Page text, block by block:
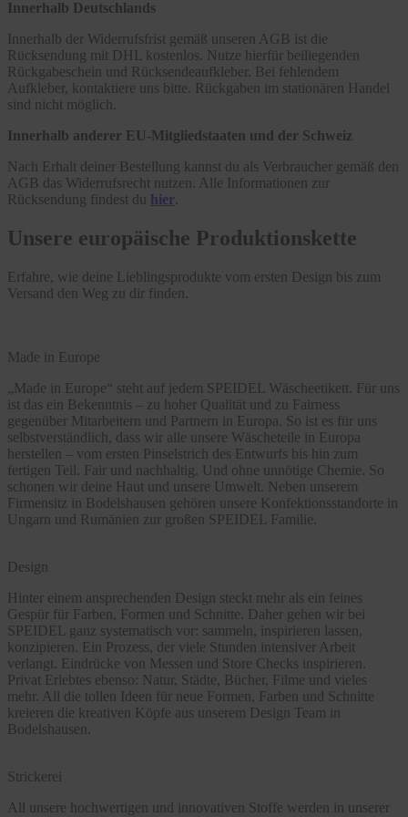
Innerhalb Deutschlands
Innerhalb der Widerrufsfrist gemäß unseren AGB ist die
Rücksendung mit DHL kostenlos. Nutze hierfür beiliegenden
Rückgabeschein und Rücksendeaufkleber. Bei fehlendem
Aufkleber, kontaktiere uns bitte. Rückgaben im stationären Handel
sind nicht möglich.
Innerhalb anderer EU-Mitgliedstaaten und der Schweiz
Nach Erhalt deiner Bestellung kannst du als Verbraucher gemäß den
AGB das Widerrufsrecht nutzen. Alle Informationen zur
Rücksendung findest du hier
Unsere europäische Produktionskette
Erfahre, wie deine Lieblingsprodukte vom ersten Design bis zum
Versand den Weg zu dir finden.
Made in Europe
„Made in Europe“ steht auf jedem SPEIDEL Wäscheetikett. Für uns
ist das ein Bekenntnis – zu hoher Qualität und zu Fairness
gegenüber Mitarbeitern und Partnern in Europa. So ist es für uns
selbstverständlich, dass wir alle unsere Wäscheteile in Europa
herstellen – vom ersten Pinselstrich des Entwurfs bis hin zum
fertigen Teil. Fair und nachhaltig. Und ohne unnötige Chemie. So
schonen wir deine Haut und unsere Umwelt. Neben unserem
Firmensitz in Bodelshausen gehören unsere Konfektionsstandorte in
Ungarn und Rumänien zur großen SPEIDEL Familie.
Design
Hinter einem ansprechenden Design steckt mehr als ein feines
Gespür für Farben, Formen und Schnitte. Daher gehen wir bei
SPEIDEL ganz systematisch vor: sammeln, inspirieren lassen,
konzipieren. Ein Prozess, der viele Stunden intensiver Arbeit
verlangt. Eindrücke von Messen und Store Checks inspirieren.
Privat Erlebtes ebenso: Natur, Städte, Bücher, Filme und vieles
mehr. All die tollen Ideen für neue Formen, Farben und Schnitte
kreieren die kreativen Köpfe aus unserem Design Team in
Bodelshausen.
Strickerei
All unsere hochwertigen und innovativen Stoffe werden in unserer